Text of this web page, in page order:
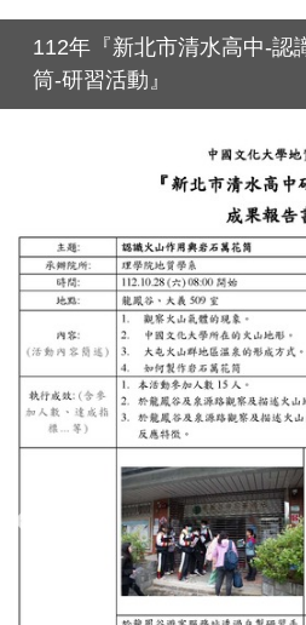
112年『新北市清水高中-認
筒-研習活動』